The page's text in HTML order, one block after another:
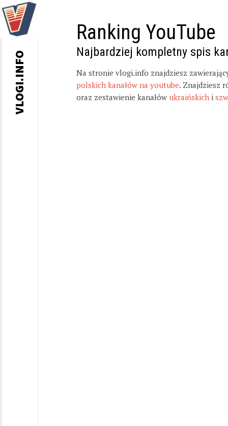
Ranking YouTube
Najbardziej kompletny spis
Na stronie vlogi.info znajdziesz
polskich kanałów na youtube. Znajdziesz
oraz zestawienie kanałów ukraińskich i
VLOGI.INFO